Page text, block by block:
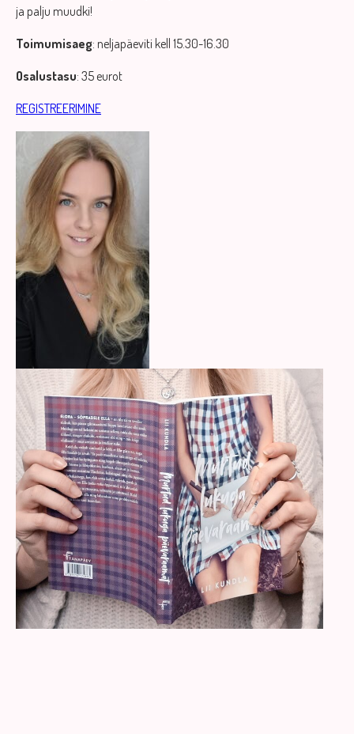
ja palju muudki!
Toimumisaeg: neljapäeviti kell 15.30-16.30
Osalustasu: 35 eurot
REGISTREERIMINE